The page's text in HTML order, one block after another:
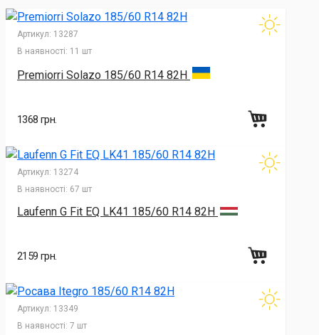
Артикул: 13287
В наявності: 11 шт
Premiorri Solazo 185/60 R14 82H
1368 грн.
Артикул: 13274
В наявності: 67 шт
Laufenn G Fit EQ LK41 185/60 R14 82H
2159 грн.
Артикул: 13349
В наявності: 7 шт